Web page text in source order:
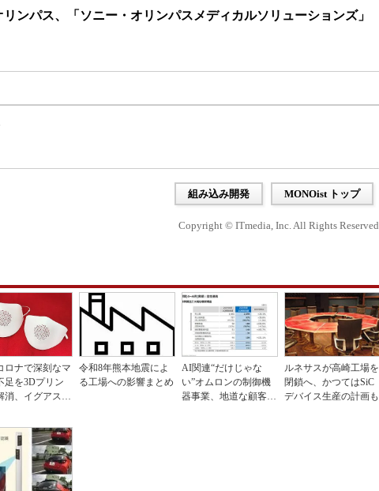
リンパス、「ソニー・オリンパスメディカルソリューションズ」
組み込み開発 MONOist トップ
Copyright © ITmedia, Inc. All Rights Reserved.
ロナで深刻なマ
足を3Dプリン
消、イグアスが
令和8年熊本地震によ
る工場への影響まとめ
AI関連“だけじゃな
い”オムロンの制御機
器事業、地道な顧客基
ルネサスが高崎工場を
閉鎖へ、かつてはSiC
デバイス生産の計画も